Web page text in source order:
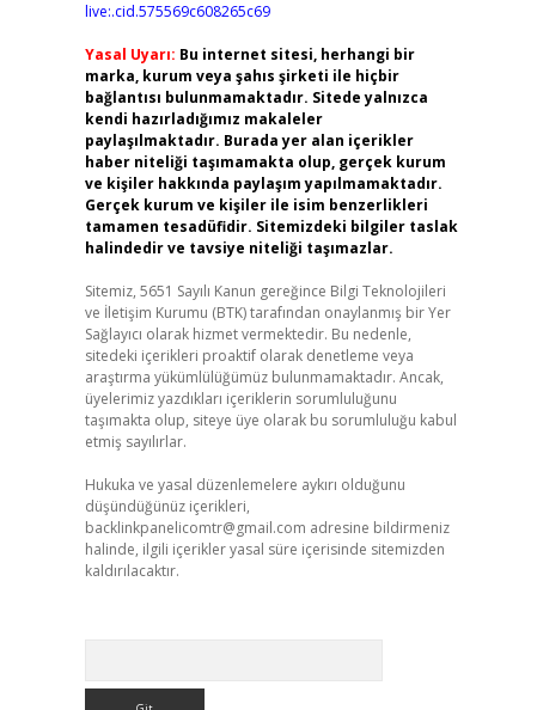
live:.cid.575569c608265c69
Yasal Uyarı: Bu internet sitesi, herhangi bir
marka, kurum veya şahıs şirketi ile hiçbir
bağlantısı bulunmamaktadır. Sitede yalnızca
kendi hazırladığımız makaleler
paylaşılmaktadır. Burada yer alan içerikler
haber niteliği taşımamakta olup, gerçek kurum
ve kişiler hakkında paylaşım yapılmamaktadır.
Gerçek kurum ve kişiler ile isim benzerlikleri
tamamen tesadüfidir. Sitemizdeki bilgiler taslak
halindedir ve tavsiye niteliği taşımazlar.
Sitemiz, 5651 Sayılı Kanun gereğince Bilgi Teknolojileri
ve İletişim Kurumu (BTK) tarafından onaylanmış bir Yer
Sağlayıcı olarak hizmet vermektedir. Bu nedenle,
sitedeki içerikleri proaktif olarak denetleme veya
araştırma yükümlülüğümüz bulunmamaktadır. Ancak,
üyelerimiz yazdıkları içeriklerin sorumluluğunu
taşımakta olup, siteye üye olarak bu sorumluluğu kabul
etmiş sayılırlar.
Hukuka ve yasal düzenlemelere aykırı olduğunu
düşündüğünüz içerikleri,
backlinkpanelicomtr@gmail.com adresine bildirmeniz
halinde, ilgili içerikler yasal süre içerisinde sitemizden
kaldırılacaktır.